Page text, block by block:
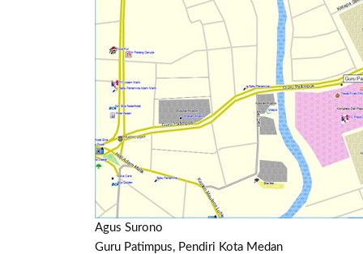
Agus Surono
Guru Patimpus, Pendiri Kota Medan